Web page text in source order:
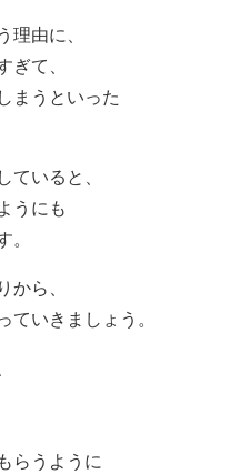
理由に、
ぎて、
まうといった
ていると、
うにも
。
から、
ていきましょう。
らうように